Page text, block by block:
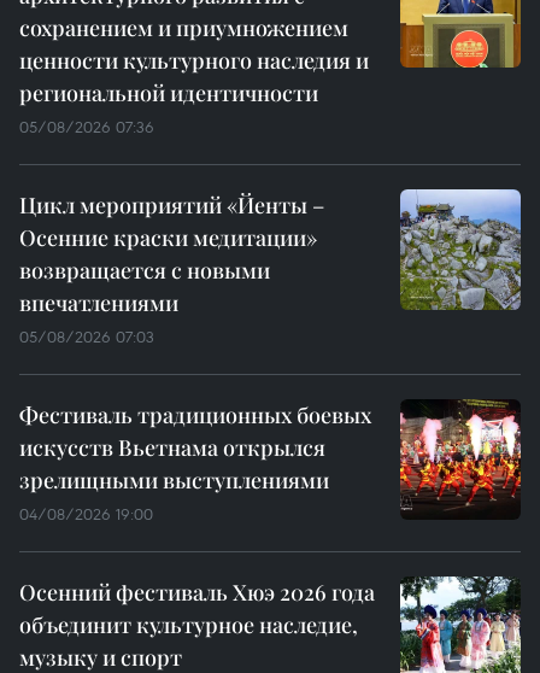
сохранением и приумножением
ценности культурного наследия и
региональной идентичности
05/08/2026 07:36
Цикл мероприятий «Йенты –
Осенние краски медитации»
возвращается с новыми
впечатлениями
05/08/2026 07:03
Фестиваль традиционных боевых
искусств Вьетнама открылся
зрелищными выступлениями
04/08/2026 19:00
Осенний фестиваль Хюэ 2026 года
объединит культурное наследие,
музыку и спорт